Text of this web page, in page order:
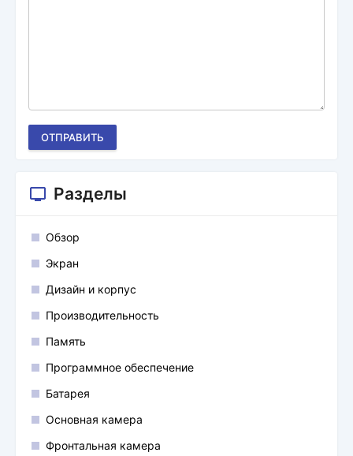
ОТПРАВИТЬ
Разделы
Обзор
Экран
Дизайн и корпус
Производительность
Память
Программное обеспечение
Батарея
Основная камера
Фронтальная камера